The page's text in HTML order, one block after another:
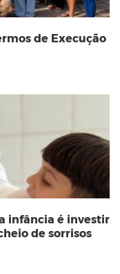
de Execução
infância é investir
de sorrisos